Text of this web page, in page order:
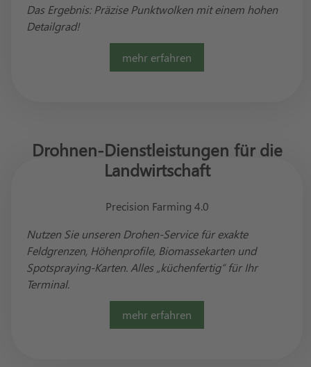
Das Ergebnis: Präzise Punktwolken mit einem hohen
Detailgrad!
mehr erfahren
Drohnen-Dienstleistungen für die
Landwirtschaft
Precision Farming 4.0
Nutzen Sie unseren Drohen-Service für exakte
Feldgrenzen, Höhenprofile, Biomassekarten und
Spotspraying-Karten. Alles „küchenfertig“ für Ihr
Terminal.
mehr erfahren